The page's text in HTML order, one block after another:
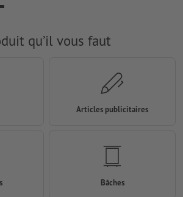
qu’il vous faut
Articles publicitaires
Bâches